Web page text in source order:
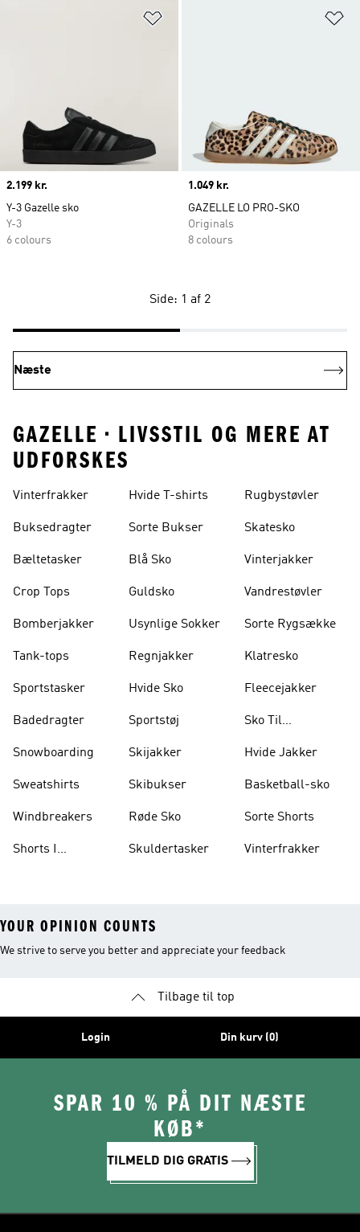
Price
2.199 kr.
Y-3 Gazelle sko
Y-3
6 colours
Price
1.049 kr.
GAZELLE LO PRO-SKO
Originals
8 colours
Side: 1 af 2
Næste
GAZELLE • LIVSSTIL OG MERE AT
UDFORSKES
Vinterfrakker
Buksedragter
Bæltetasker
Crop Tops
Bomberjakker
Tank-tops
Sportstasker
Badedragter
Snowboarding
Sweatshirts
Windbreakers
Shorts I
Hvide T-shirts
Sorte Bukser
Blå Sko
Guldsko
Usynlige Sokker
Regnjakker
Hvide Sko
Sportstøj
Skijakker
Skibukser
Røde Sko
Skuldertasker
Rugbystøvler
Skatesko
Vinterjakker
Vandrestøvler
Sorte Rygsække
Klatresko
Fleecejakker
Sko Til
Hvide Jakker
Basketball-sko
Sorte Shorts
Vinterfrakker
YOUR OPINION COUNTS
We strive to serve you better and appreciate your feedback
Tilbage til top
Login Din kurv (0)
SPAR 10 % PÅ DIT NÆSTE
KØB*
TILMELD DIG GRATIS